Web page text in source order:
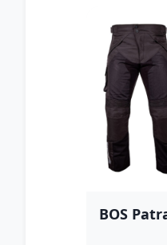
BOS